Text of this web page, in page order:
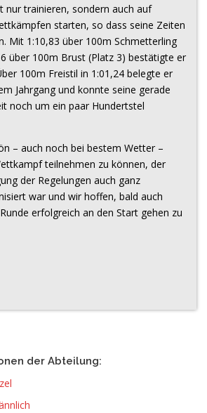
nur trainieren, sondern auch auf
starten, so dass seine Zeiten
Mit 1:10,83 über 100m Schmetterling
über 100m Brust (Platz 3) bestätigte er
100m Freistil in 1:01,24 belegte er
Jahrgang und konnte seine gerade
noch um ein paar Hundertstel
– auch noch bei bestem Wetter –
teilnehmen zu können, der
der Regelungen auch ganz
war und wir hoffen, bald auch
erfolgreich an den Start gehen zu
der Abteilung: